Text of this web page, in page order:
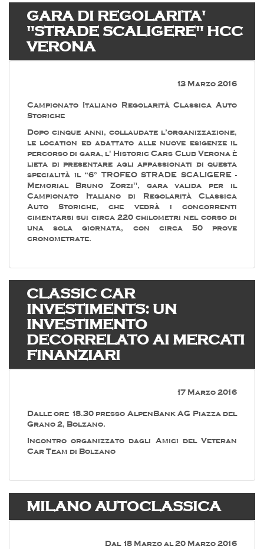
GARA DI REGOLARITA'
"STRADE SCALIGERE" HCC
VERONA
13 Marzo 2016
Campionato Italiano Regolarità Classica Auto
Storiche
Dopo cinque anni, collaudate l’organizzazione,
le location ed adattato alle nuove esigenze il
percorso di gara, l' Historic Cars Club Verona è
lieta di presentare agli appassionati di questa
specialità il “6° TROFEO STRADE SCALIGERE -
Memorial Bruno Zorzi", gara valida per il
Campionato Italiano di Regolarità Classica
Auto Storiche, che vedrà i concorrenti
cimentarsi sui circa 220 chilometri nel corso di
una sola giornata, con circa 50 prove
cronometrate.
CLASSIC CAR
INVESTIMENTS: UN
INVESTIMENTO
DECORRELATO AI MERCATI
FINANZIARI
17 Marzo 2016
Dalle ore 18.30 presso AlpenBank AG Piazza del
Grano 2, Bolzano.
Incontro organizzato dagli Amici del Veteran
Car Team di Bolzano
MILANO AUTOCLASSICA
Dal 18 Marzo al 20 Marzo 2016